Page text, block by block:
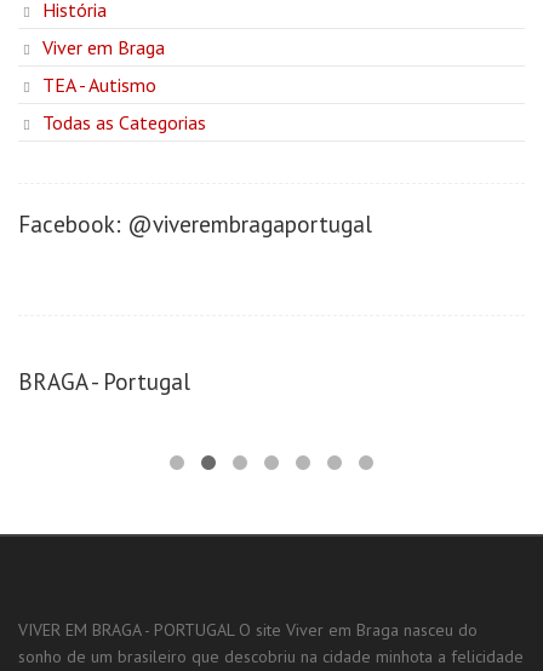
História
Viver em Braga
TEA - Autismo
Todas as Categorias
Facebook: @viverembragaportugal
BRAGA - Portugal
VIVER EM BRAGA - PORTUGAL O site Viver em Braga nasceu do
sonho de um brasileiro que descobriu na cidade minhota a felicidade